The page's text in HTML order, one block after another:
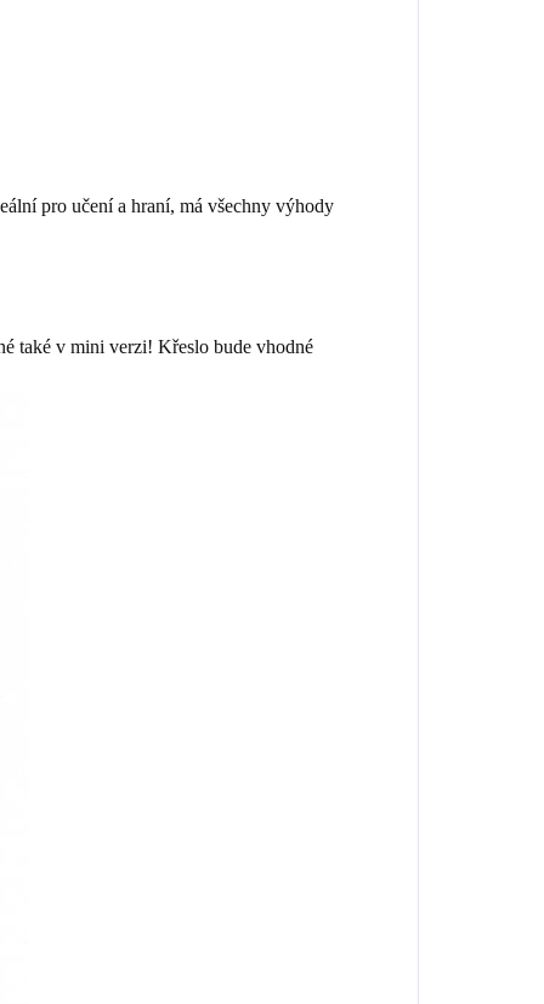
pro učení a hraní, má všechny výhody
také v mini verzi! Křeslo bude vhodné